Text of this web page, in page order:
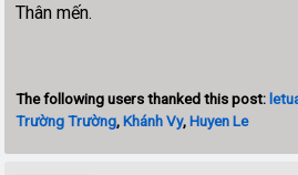
Thân mến.
The following users thanked this post:
Trường Trường,Khánh Vy,Huyen Le